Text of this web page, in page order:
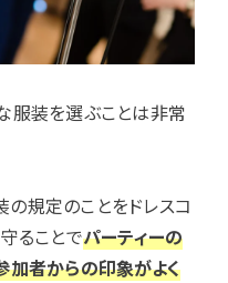
服装を選ぶことは非常
規定のことをドレスコ
ることでパーティーの
加者からの印象がよく